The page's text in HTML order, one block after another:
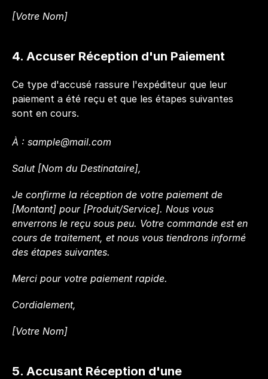
[Votre Nom]
4. Accuser Réception d'un Paiement
Ce type d'accusé rassure l'expéditeur que leur
paiement a été reçu et que les étapes suivantes
sont en cours.
À : sample@mail.com
Salut [Nom du Destinataire],
Je confirme la réception de votre paiement de
[Montant] pour [Produit/Service]. Nous vous
enverrons le reçu sous peu. Votre commande est en
cours de traitement, et nous vous tiendrons informé
des étapes suivantes.
Merci pour votre paiement rapide.
Cordialement,
[Votre Nom]
5. Accusant Réception d'une